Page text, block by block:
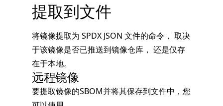
提取到文件
将镜像提取为 SPDX JSON 文件的命令， 取决
于该镜像是否已推送到镜像仓库， 还是仅存
在于本地。
远程镜像
要提取镜像的SBOM并将其保存到文件中，您